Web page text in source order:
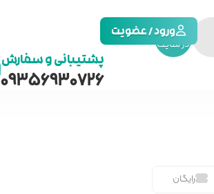
جستجو
در سایت
ورود / عضویت
پشتیبانی و سفارش
09356930726
رایگان